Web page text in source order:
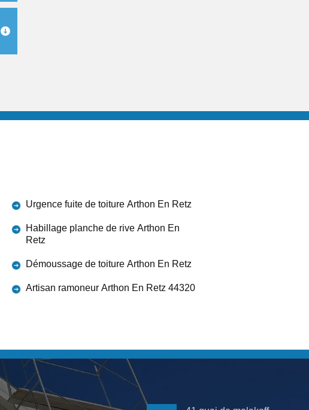
Urgence fuite de toiture Arthon En Retz
Habillage planche de rive Arthon En
Retz
Démoussage de toiture Arthon En Retz
Artisan ramoneur Arthon En Retz 44320